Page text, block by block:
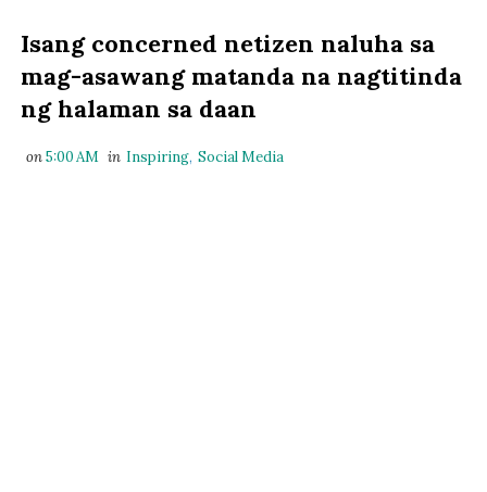
Isang concerned netizen naluha sa
mag-asawang matanda na nagtitinda
ng halaman sa daan
on5:00 AM in Inspiring, Social Media